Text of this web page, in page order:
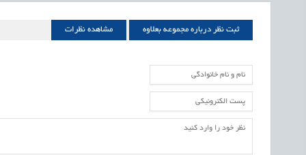
ثبت نظر درباره مجموعه بعلاوه مشاهده نظرات